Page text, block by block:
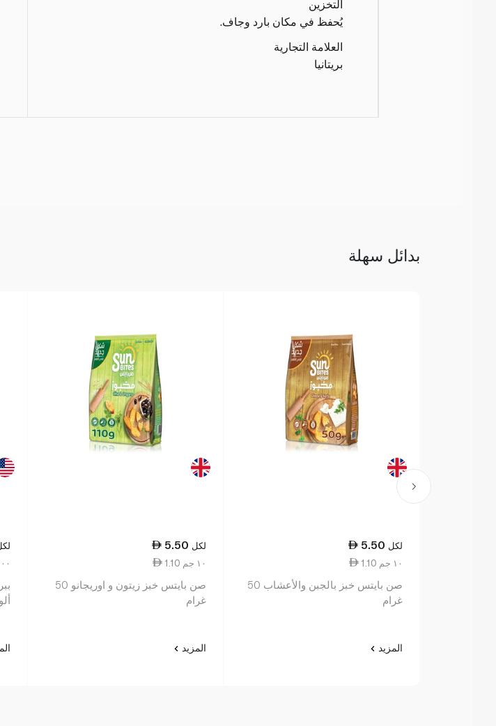
التخزين
يُحفظ في مكان بارد وجاف.
العلامة التجارية
بريتانيا
بدائل سهلة
5.50 لكل
1.10 ١٠ جم
صن بايتس خبز بالجبن والأعشاب 50
غرام
المزيد
5.50 لكل
1.10 ١٠ جم
صن بايتس خبز زيتون و اوريجانو 50
غرام
المزيد
11.50
ألوان